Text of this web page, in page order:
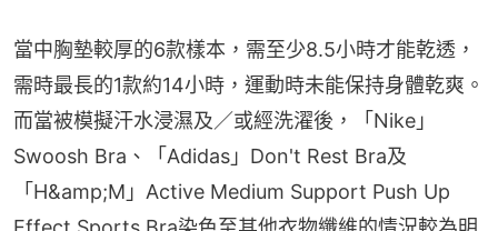
當中胸墊較厚的6款樣本，需至少8.5小時才能乾透，
需時最長的1款約14小時，運動時未能保持身體乾爽。
而當被模擬汗水浸濕及／或經洗濯後，「Nike」
Swoosh Bra、「Adidas」Don't Rest Bra及
「H&amp;M」Active Medium Support Push Up